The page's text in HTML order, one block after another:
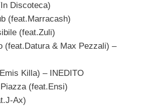
Discoteca)
(feat.Marracash)
(feat.Zuli)
(feat.Datura & Max Pezzali) –
Killa) – INEDITO
(feat.Ensi)
Ax)